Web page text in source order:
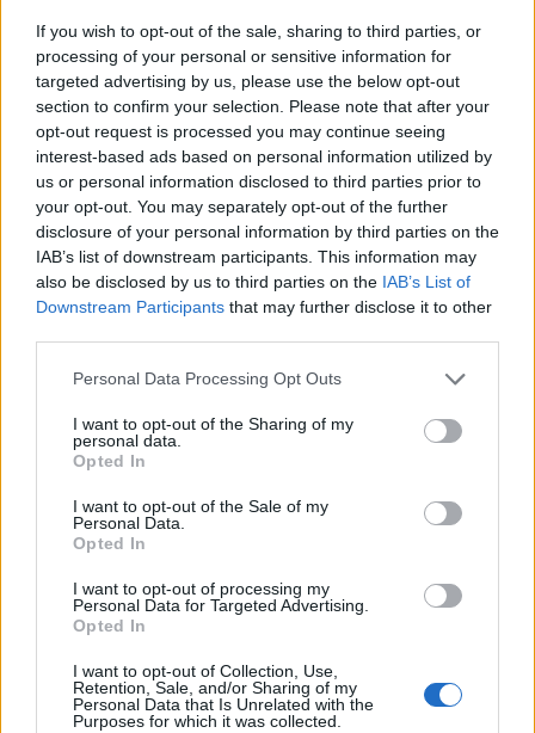
If you wish to opt-out of the sale, sharing to third parties, or
processing of your personal or sensitive information for
targeted advertising by us, please use the below opt-out
section to confirm your selection. Please note that after your
opt-out request is processed you may continue seeing
interest-based ads based on personal information utilized by
us or personal information disclosed to third parties prior to
your opt-out. You may separately opt-out of the further
disclosure of your personal information by third parties on the
IAB’s list of downstream participants. This information may
also be disclosed by us to third parties on the IAB’s List of
Downstream Participants that may further disclose it to other
Personal Data Processing Opt Outs
I want to opt-out of the Sharing of my
personal data.
Opted In
I want to opt-out of the Sale of my
Personal Data.
Opted In
I want to opt-out of processing my
Personal Data for Targeted Advertising.
Opted In
I want to opt-out of Collection, Use,
Retention, Sale, and/or Sharing of my
Personal Data that Is Unrelated with the
Purposes for which it was collected.
Agjenti i Hakimit “tremb”
Interin, shfaqet i
pasigurtë për të ardhmen
e marokenit
U shpall kampion me
Interin, Hakimi: Për
momentin as Zidane as
Perez nuk më kanë uruar
Lukaku falënderon
Conten: Ju më keni bërë
më të fortë, ju kam shumë